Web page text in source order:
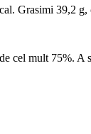
Grasimi 39,2
cel mult 75%. A